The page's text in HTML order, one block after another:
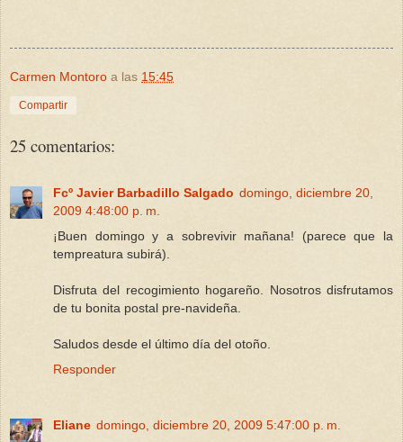
Carmen Montoro a las 15:45
Compartir
25 comentarios:
Fcº Javier Barbadillo Salgado domingo, diciembre 20,
2009 4:48:00 p. m.
¡Buen domingo y a sobrevivir mañana! (parece que la
tempreatura subirá).
Disfruta del recogimiento hogareño. Nosotros disfrutamos
de tu bonita postal pre-navideña.
Saludos desde el último día del otoño.
Responder
Eliane domingo, diciembre 20, 2009 5:47:00 p. m.